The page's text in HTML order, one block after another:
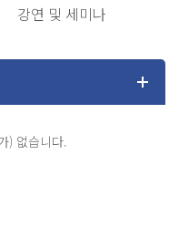
강연 및 세미나
) 없습니다.